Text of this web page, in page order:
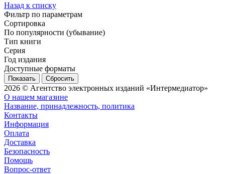
Назад к списку
Фильтр по параметрам
Сортировка
По популярности (убывание)
Тип книги
Серия
Год издания
Доступные форматы
Сбросить
2026 © Агентство электронных изданий «Интермедиатор»
О нашем магазине
Название, принадлежность, политика
Контакты
Информация
Оплата
Доставка
Безопасность
Помощь
Вопрос-ответ